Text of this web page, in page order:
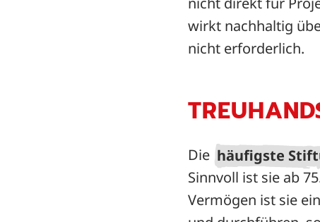
wirkt nachhaltig
nicht erforderlich.
Die häufigste
Sinnvoll ist sie ab
Vermögen ist sie